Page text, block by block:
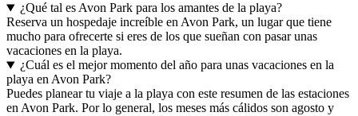
¿Qué tal es Avon Park para los amantes de la playa?
Reserva un hospedaje increíble en Avon Park, un lugar que tiene
mucho para ofrecerte si eres de los que sueñan con pasar unas
vacaciones en la playa.
¿Cuál es el mejor momento del año para unas vacaciones en la
playa en Avon Park?
Puedes planear tu viaje a la playa con este resumen de las estaciones
en Avon Park. Por lo general, los meses más cálidos son agosto y